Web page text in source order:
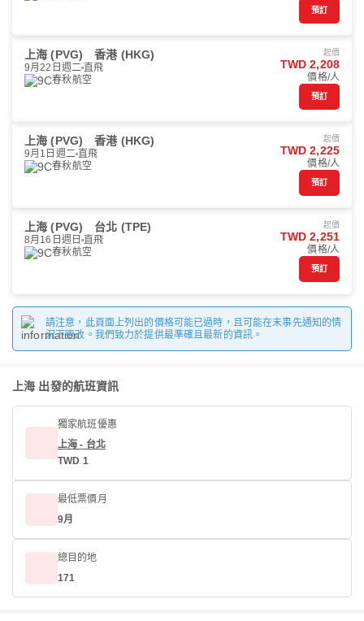
預訂
上海 (PVG) 香港 (HKG)
9月22日週二 直飛
春秋航空
起價
TWD 2,208
價格/人
預訂
上海 (PVG) 香港 (HKG)
9月1日週二 直飛
春秋航空
起價
TWD 2,225
價格/人
預訂
上海 (PVG) 台北 (TPE)
8月16日週日 直飛
春秋航空
起價
TWD 2,251
價格/人
預訂
請注意，此頁面上列出的價格可能已過時，且可能在未事先通知的情
況下更改。我們致力於提供最準確且最新的資訊。
上海 出發的航班資訊
獨家航班優惠
上海 - 台北
TWD 1
最低票價月
9月
總目的地
171